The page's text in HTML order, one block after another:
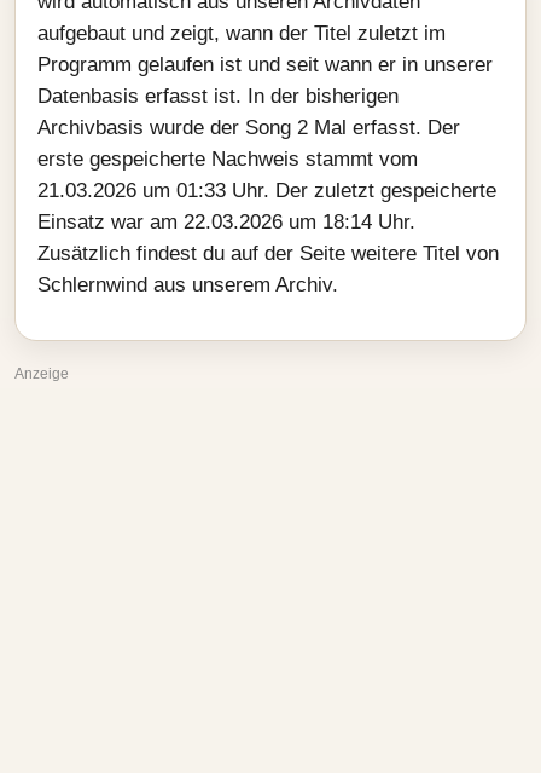
aufgebaut und zeigt, wann der Titel zuletzt im
Programm gelaufen ist und seit wann er in unserer
Datenbasis erfasst ist. In der bisherigen
Archivbasis wurde der Song 2 Mal erfasst. Der
erste gespeicherte Nachweis stammt vom
21.03.2026 um 01:33 Uhr. Der zuletzt gespeicherte
Einsatz war am 22.03.2026 um 18:14 Uhr.
Zusätzlich findest du auf der Seite weitere Titel von
Schlernwind aus unserem Archiv.
Anzeige